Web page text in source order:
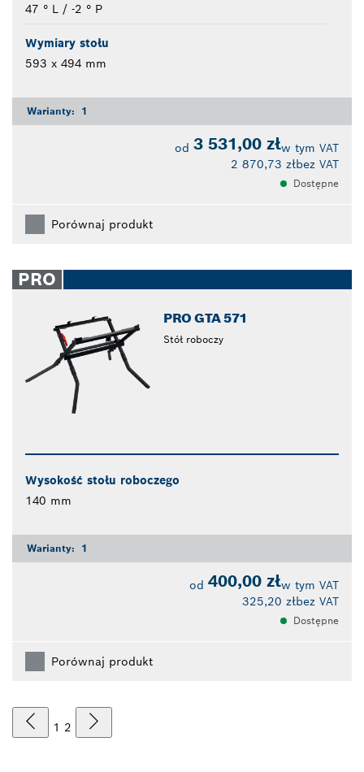
47 ° L / -2 ° P
Wymiary stołu
593 x 494 mm
Warianty: 1
od 3 531,00 złw tym VAT
2 870,73 złbez VAT
Dostępne
Porównaj produkt
PRO
PRO GTA 571
Stół roboczy
Wysokość stołu roboczego
140 mm
Warianty: 1
od 400,00 złw tym VAT
325,20 złbez VAT
Dostępne
Porównaj produkt
1 2